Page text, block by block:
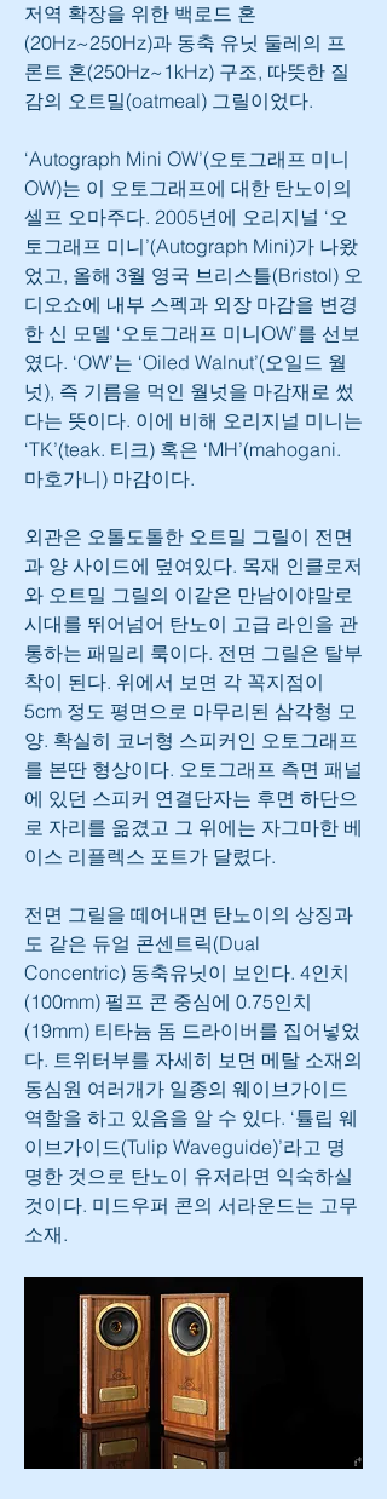
저역 확장을 위한 백로드 혼
(20Hz~250Hz)과 동축 유닛 둘레의 프
론트 혼(250Hz~1kHz) 구조, 따뜻한 질
감의 오트밀(oatmeal) 그릴이었다.
‘Autograph Mini OW’(오토그래프 미니
OW)는 이 오토그래프에 대한 탄노이의
셀프 오마주다. 2005년에 오리지널 ‘오
토그래프 미니’(Autograph Mini)가 나왔
었고, 올해 3월 영국 브리스틀(Bristol) 오
디오쇼에 내부 스펙과 외장 마감을 변경
한 신 모델 ‘오토그래프 미니OW’를 선보
였다. ‘OW’는 ‘Oiled Walnut’(오일드 월
넛), 즉 기름을 먹인 월넛을 마감재로 썼
다는 뜻이다. 이에 비해 오리지널 미니는
‘TK’(teak. 티크) 혹은 ‘MH’(mahogani.
마호가니) 마감이다.
외관은 오톨도톨한 오트밀 그릴이 전면
과 양 사이드에 덮여있다. 목재 인클로저
와 오트밀 그릴의 이같은 만남이야말로
시대를 뛰어넘어 탄노이 고급 라인을 관
통하는 패밀리 룩이다. 전면 그릴은 탈부
착이 된다. 위에서 보면 각 꼭지점이
5cm 정도 평면으로 마무리된 삼각형 모
양. 확실히 코너형 스피커인 오토그래프
를 본딴 형상이다. 오토그래프 측면 패널
에 있던 스피커 연결단자는 후면 하단으
로 자리를 옮겼고 그 위에는 자그마한 베
이스 리플렉스 포트가 달렸다.
전면 그릴을 떼어내면 탄노이의 상징과
도 같은 듀얼 콘센트릭(Dual
Concentric) 동축유닛이 보인다. 4인치
(100mm) 펄프 콘 중심에 0.75인치
(19mm) 티타늄 돔 드라이버를 집어넣었
다. 트위터부를 자세히 보면 메탈 소재의
동심원 여러개가 일종의 웨이브가이드
역할을 하고 있음을 알 수 있다. ‘튤립 웨
이브가이드(Tulip Waveguide)’라고 명
명한 것으로 탄노이 유저라면 익숙하실
것이다. 미드우퍼 콘의 서라운드는 고무
소재.